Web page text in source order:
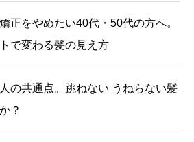
正をやめたい40代・50代の方へ。
で変わる髪の見え方
の共通点。跳ねない うねらない髪
？